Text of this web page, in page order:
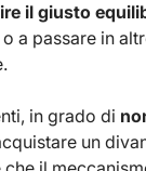
il giusto
a passare in
in grado di
un